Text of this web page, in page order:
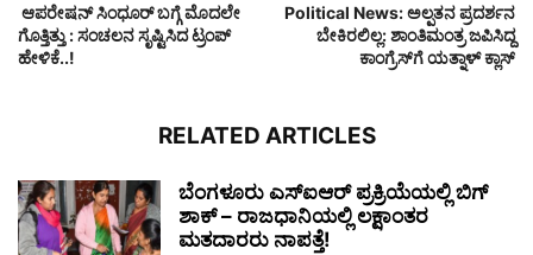
ಆಪರೇಷನ್‌ ಸಿಂಧೂರ್‌ ಬಗ್ಗೆ ಮೊದಲೇ
ಗೊತ್ತಿತ್ತು : ಸಂಚಲನ ಸೃಷ್ಟಿಸಿದ ಟ್ರಂಪ್‌
ಹೇಳಿಕೆ..!
Political News: ಅಲ್ಪತನ ಪ್ರದರ್ಶನ
ಬೇಕಿರಲಿಲ್ಲ: ಶಾಂತಿಮಂತ್ರ ಜಪಿಸಿದ್ದ
ಕಾಂಗ್ರೆಸ್‌ಗೆ ಯತ್ನಾಳ್ ಕ್ಲಾಸ್
RELATED ARTICLES
ಬೆಂಗಳೂರು ಎಸ್‌ಐಆರ್ ಪ್ರಕ್ರಿಯೆಯಲ್ಲಿ ಬಿಗ್
ಶಾಕ್ – ರಾಜಧಾನಿಯಲ್ಲಿ ಲಕ್ಷಾಂತರ
ಮತದಾರರು ನಾಪತ್ತೆ!